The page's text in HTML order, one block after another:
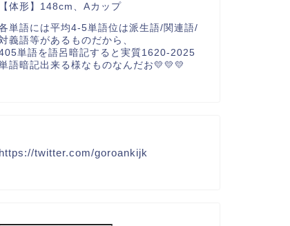
【体形】148cm、Aカップ
単語には平均4-5単語位は派生語/関連語/
義語等があるものだから、
単語を語呂暗記すると実質1620-2025
語暗記出来る様なものなんだお💛💛💛
https://twitter.com/goroankijk